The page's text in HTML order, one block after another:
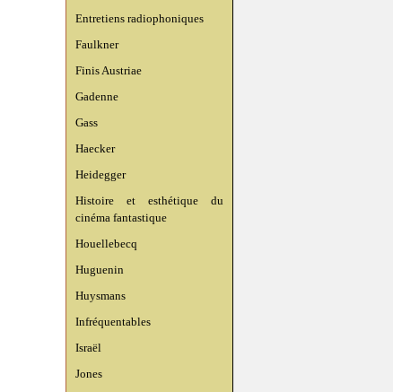
Entretiens radiophoniques
Faulkner
Finis Austriae
Gadenne
Gass
Haecker
Heidegger
Histoire et esthétique du
cinéma fantastique
Houellebecq
Huguenin
Huysmans
Infréquentables
Israël
Jones